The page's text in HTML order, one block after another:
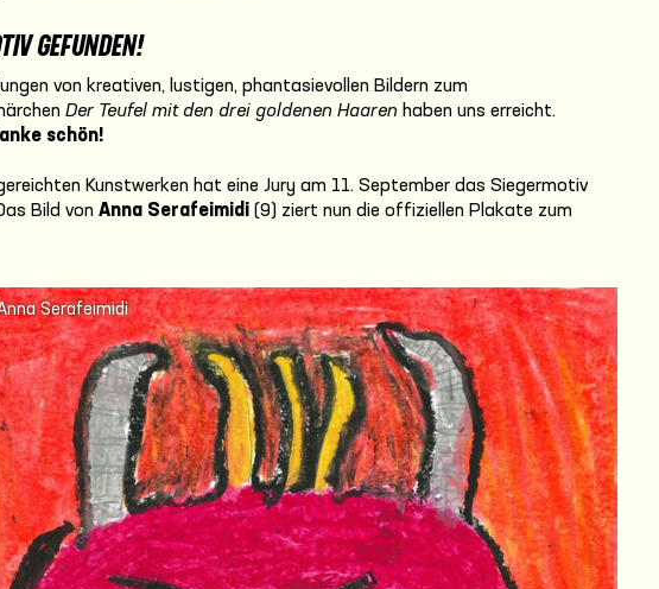
GEFUNDEN!
von kreativen, lustigen, phantasievollen Bildern zum
Der Teufel mit den drei goldenen Haaren haben uns erreicht.
schön!
Kunstwerken hat eine Jury am 11. September das Siegermotiv
Bild von Anna Serafeimidi (9) ziert nun die offiziellen Plakate zum
Serafeimidi